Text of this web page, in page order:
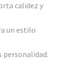
calidez y
un estilo
personalidad.